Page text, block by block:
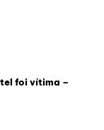
foi vítima –